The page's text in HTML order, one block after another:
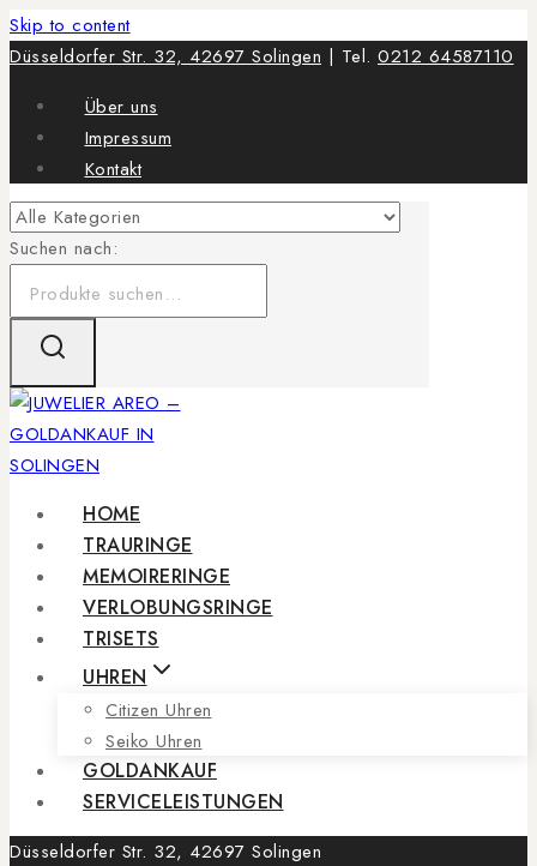
Skip to content
Düsseldorfer Str. 32, 42697 Solingen | Tel. 0212 64587110
Über uns
Impressum
Kontakt
Suchen nach:
HOME
TRAURINGE
MEMOIRERINGE
VERLOBUNGSRINGE
TRISETS
UHREN
Citizen Uhren
Seiko Uhren
GOLDANKAUF
SERVICELEISTUNGEN
Düsseldorfer Str. 32, 42697 Solingen